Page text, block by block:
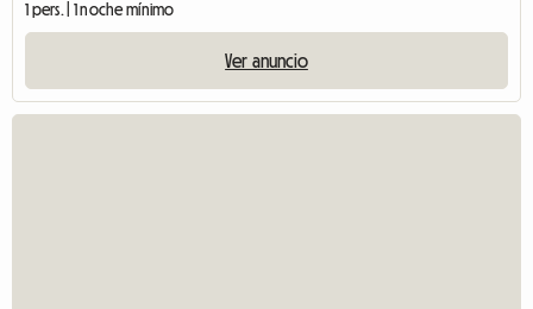
1 pers. | 1 noche mínimo
Ver anuncio